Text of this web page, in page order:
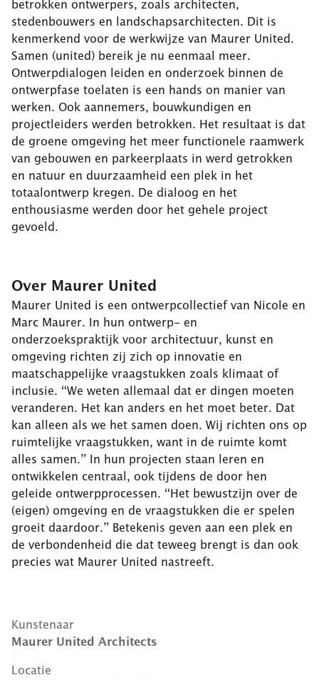
betrokken ontwerpers, zoals architecten,
stedenbouwers en landschapsarchitecten. Dit is
kenmerkend voor de werkwijze van Maurer United.
Samen (united) bereik je nu eenmaal meer.
Ontwerpdialogen leiden en onderzoek binnen de
ontwerpfase toelaten is een hands on manier van
werken. Ook aannemers, bouwkundigen en
projectleiders werden betrokken. Het resultaat is dat
de groene omgeving het meer functionele raamwerk
van gebouwen en parkeerplaats in werd getrokken
en natuur en duurzaamheid een plek in het
totaalontwerp kregen. De dialoog en het
enthousiasme werden door het gehele project
gevoeld.
Over Maurer United
Maurer United is een ontwerpcollectief van Nicole en
Marc Maurer. In hun ontwerp- en
onderzoekspraktijk voor architectuur, kunst en
omgeving richten zij zich op innovatie en
maatschappelijke vraagstukken zoals klimaat of
inclusie. “We weten allemaal dat er dingen moeten
veranderen. Het kan anders en het moet beter. Dat
kan alleen als we het samen doen. Wij richten ons op
ruimtelijke vraagstukken, want in de ruimte komt
alles samen.” In hun projecten staan leren en
ontwikkelen centraal, ook tijdens de door hen
geleide ontwerpprocessen. “Het bewustzijn over de
(eigen) omgeving en de vraagstukken die er spelen
groeit daardoor.” Betekenis geven aan een plek en
de verbondenheid die dat teweeg brengt is dan ook
precies wat Maurer United nastreeft.
Kunstenaar
Maurer United Architects
Locatie